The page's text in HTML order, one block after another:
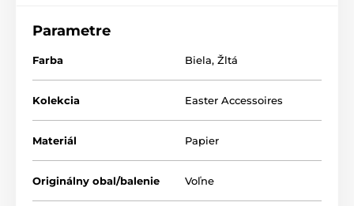
Produkt je zaradený v kategóriách
SPRING AWAKENING Porcelán a sklo
Obrúsky SPRING AWAKENING
Parametre
Farba Biela, Žltá
Kolekcia Easter Accessoires
Materiál Papier
Originálny obal/balenie Voľne